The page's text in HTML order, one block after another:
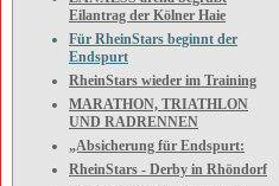
Eilantrag der Kölner Haie
Für RheinStars beginnt der
Endspurt
RheinStars wieder im Training
MARATHON, TRIATHLON
UND RADRENNEN
„Absicherung für Endspurt:
RheinStars - Derby in Rhöndorf